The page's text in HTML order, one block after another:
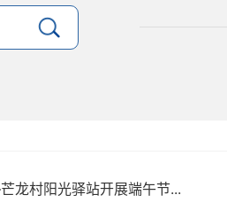
龙村阳光驿站开展端午节...